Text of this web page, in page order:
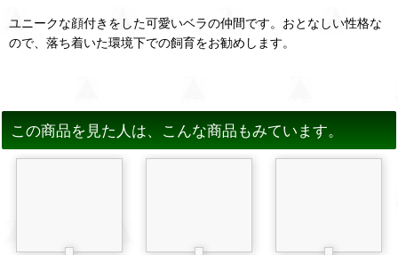
ユニークな顔付きをした可愛いベラの仲間です。おとなしい性格な
ので、落ち着いた環境下での飼育をお勧めします。
この商品を見た人は、こんな商品もみています。